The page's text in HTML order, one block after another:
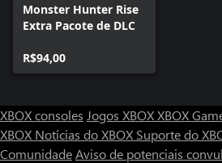
Monster Hunter Rise
Extra Pacote de DLC
R$94,00
XBOX consoles Jogos XBOXXBOX
XBOX Notícias do XBOX Suporte do
ComunidadeAviso de potenciais